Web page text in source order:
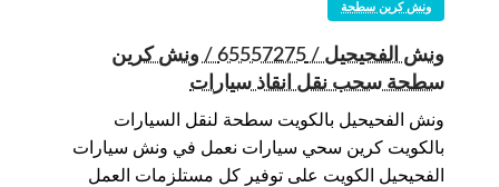
ونش كرين سطحة
ونش الفحيحيل / 65557275 / ونش كرين
سطحة سحب نقل انقاذ سيارات
ونش الفحيحيل بالكويت سطحة لنقل السيارات
بالكويت كرين سحي سيارات نعمل في ونش سيارات
الفحيحيل الكويت على توفير كل مستلزمات العمل